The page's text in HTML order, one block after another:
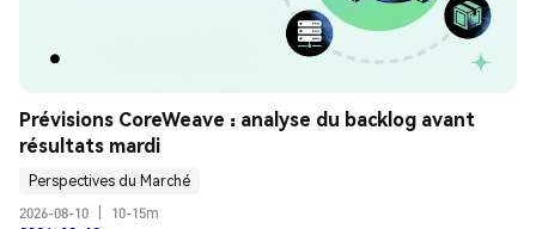
Prévisions CoreWeave : analyse du backlog avant
résultats mardi
Perspectives du Marché
2026-08-10
10-15m